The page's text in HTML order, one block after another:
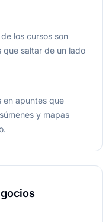
los cursos son
saltar de un lado
en apuntes que
y mapas